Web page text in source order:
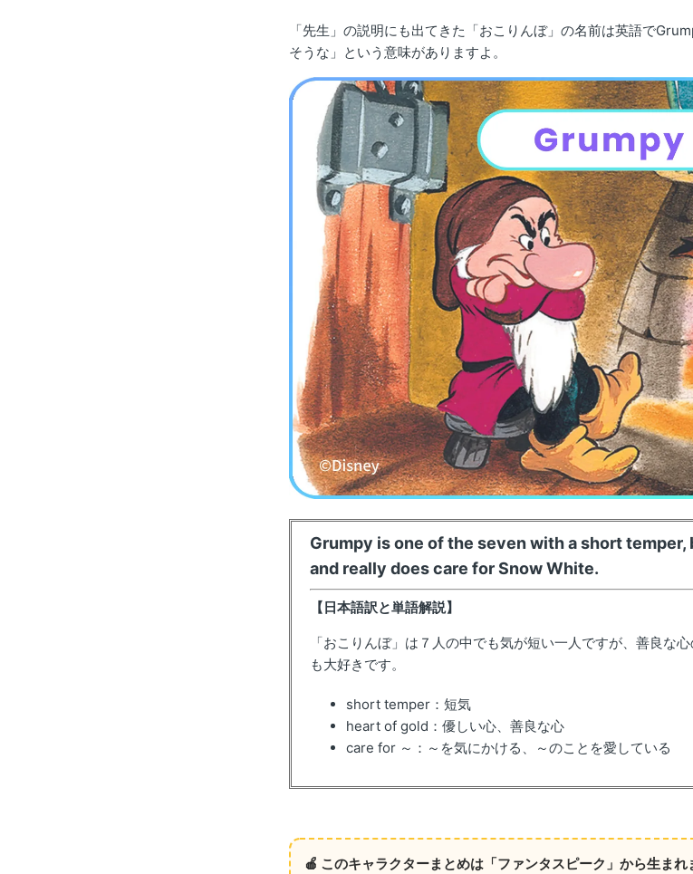
「先生」の説明にも出てきた「おこりんぼ」の名前は英語で
そうな」という意味がありますよ。
Grumpy is one of the seven with a short temper,
and really does care for Snow White.
【日本語訳と単語解説】
「おこりんぼ」は７人の中でも気が短い一人ですが、善良な
も大好きです。
short temper：短気
heart of gold：優しい心、善良な心
care for ～：～を気にかける、～のことを愛している
🍎 このキャラクターまとめは「ファンタスピーク」から生まれ